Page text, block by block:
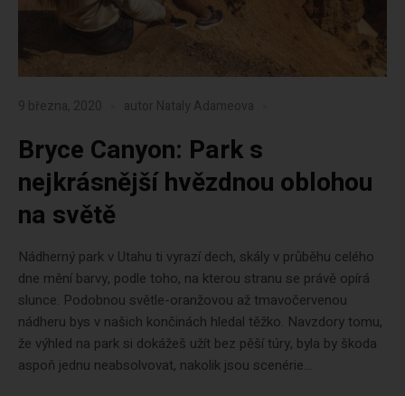
9 března, 2020 autor Nataly Adameova
Bryce Canyon: Park s
nejkrásnější hvězdnou oblohou
na světě
Nádherný park v Utahu ti vyrazí dech, skály v průběhu celého
dne mění barvy, podle toho, na kterou stranu se právě opírá
slunce. Podobnou světle-oranžovou až tmavočervenou
nádheru bys v našich končinách hledal těžko. Navzdory tomu,
že výhled na park si dokážeš užít bez pěší túry, byla by škoda
aspoň jednu neabsolvovat, nakolik jsou scenérie...